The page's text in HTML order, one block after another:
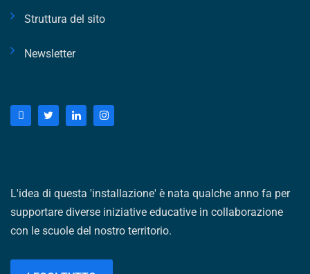
Struttura del sito
Newsletter
L'idea di questa 'installazione' è nata qualche anno fa per
con le scuole del nostro territorio.